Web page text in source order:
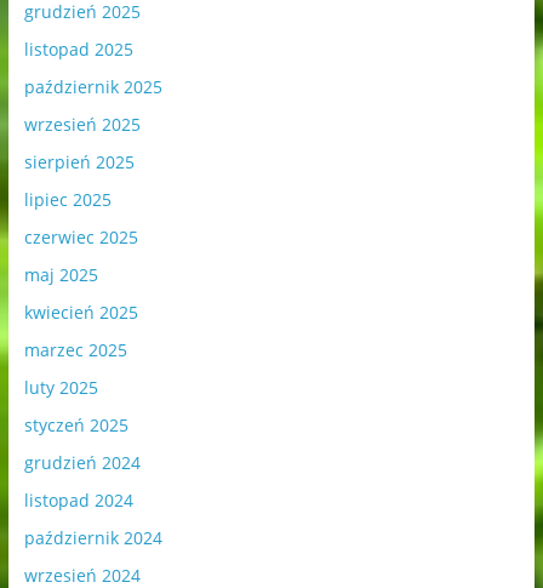
grudzień 2025
listopad 2025
październik 2025
wrzesień 2025
sierpień 2025
lipiec 2025
czerwiec 2025
maj 2025
kwiecień 2025
marzec 2025
luty 2025
styczeń 2025
grudzień 2024
listopad 2024
październik 2024
wrzesień 2024